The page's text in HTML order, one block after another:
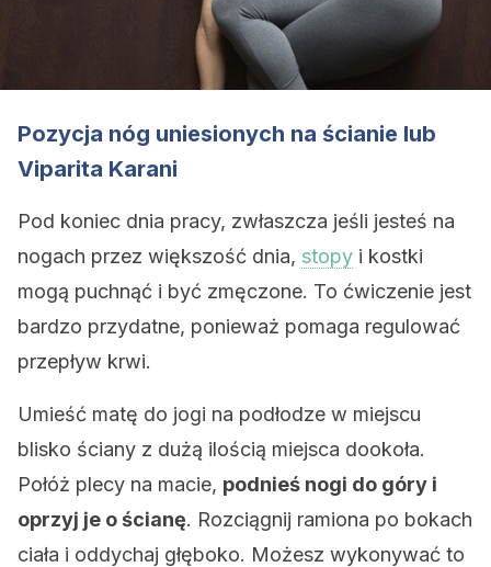
Pozycja nóg uniesionych na ścianie lub
Viparita Karani
Pod koniec dnia pracy, zwłaszcza jeśli jesteś na
nogach przez większość dnia, stopy i kostki
mogą puchnąć i być zmęczone. To ćwiczenie jest
bardzo przydatne, ponieważ pomaga regulować
przepływ krwi.
Umieść matę do jogi na podłodze w miejscu
blisko ściany z dużą ilością miejsca dookoła.
Połóż plecy na macie, podnieś nogi do góry i
oprzyj je o ścianę. Rozciągnij ramiona po bokach
ciała i oddychaj głęboko. Możesz wykonywać to